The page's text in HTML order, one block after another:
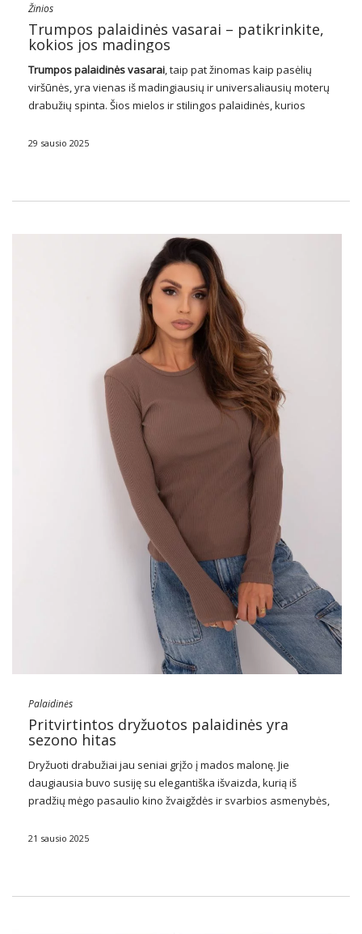
Žinios
Trumpos palaidinės vasarai – patikrinkite,
kokios jos madingos
Trumpospalaidinėsvasarai, taip pat žinomas kaip pasėlių
viršūnės, yra vienas iš madingiausių ir universaliausių moterų
drabužių spinta. Šios mielos ir stilingos palaidinės, kurios
kasdienių iki elegantiškesnių! Crop viršūnės laimėjo
29 sausio 2025
Palaidinės
Pritvirtintos dryžuotos palaidinės yra
sezono hitas
Dryžuoti drabužiai jau seniai grįžo į mados malonę. Jie
daugiausia buvo susiję su elegantiška išvaizda, kurią iš
pradžių mėgo pasaulio kino žvaigždės ir svarbios asmenybės,
naudojamas tiek vyrų, tiek moterų madoje. Internetinėse ir
21 sausio 2025